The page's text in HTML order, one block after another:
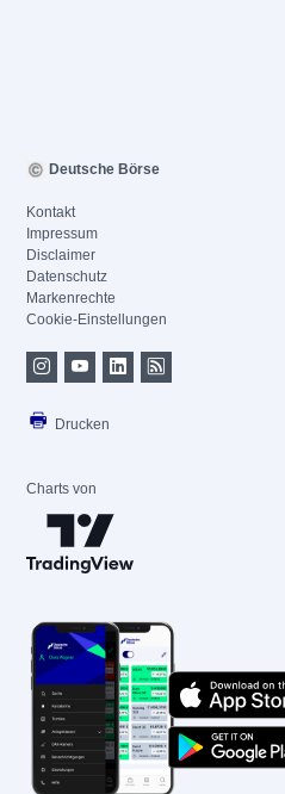
Deutsche Börse
Kontakt
Impressum
Disclaimer
Datenschutz
Markenrechte
Cookie-Einstellungen
Drucken
Charts von